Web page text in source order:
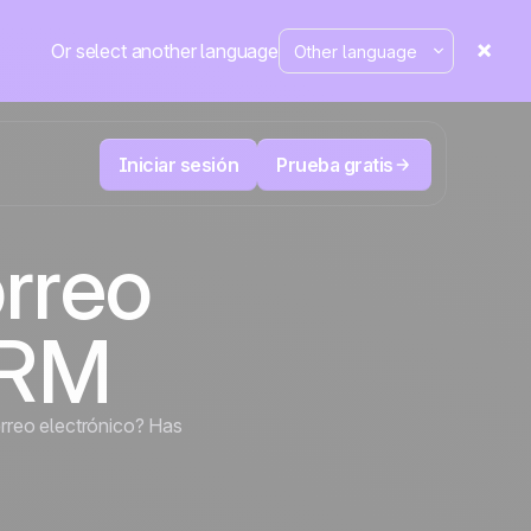
Or select another language
Iniciar sesión Prueba gratis
User
de marketing
Telesales y Telemarketing
Registra cada llamada, prioriza los leads
correctos y no pierdas el control.
Positive
en la
prensa
electrónico? Has